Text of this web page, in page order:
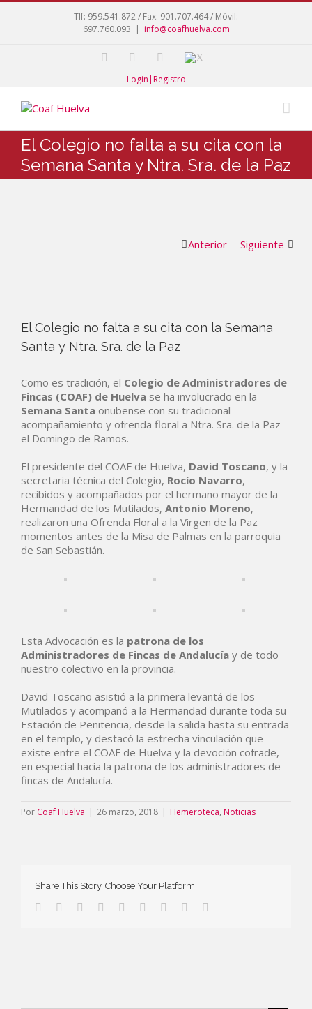
Tlf: 959.541.872 / Fax: 901.707.464 / Móvil:
697.760.093 | info@coafhuelva.com
Login|Registro
El Colegio no falta a su cita con la
Semana Santa y Ntra. Sra. de la Paz
Anterior Siguiente
El Colegio no falta a su cita con la Semana
Santa y Ntra. Sra. de la Paz
Como es tradición, el Colegio de Administradores de
Fincas (COAF) de Huelva se ha involucrado en la
Semana Santa onubense con su tradicional
acompañamiento y ofrenda floral a Ntra. Sra. de la Paz
el Domingo de Ramos.
El presidente del COAF de Huelva, David Toscano, y la
secretaria técnica del Colegio, Rocío Navarro,
recibidos y acompañados por el hermano mayor de la
Hermandad de los Mutilados, Antonio Moreno,
realizaron una Ofrenda Floral a la Virgen de la Paz
momentos antes de la Misa de Palmas en la parroquia
de San Sebastián.
Esta Advocación es la patrona de los
Administradores de Fincas de Andalucía y de todo
nuestro colectivo en la provincia.
David Toscano asistió a la primera levantá de los
Mutilados y acompañó a la Hermandad durante toda su
Estación de Penitencia, desde la salida hasta su entrada
en el templo, y destacó la estrecha vinculación que
existe entre el COAF de Huelva y la devoción cofrade,
en especial hacia la patrona de los administradores de
fincas de Andalucía.
Por Coaf Huelva | 26 marzo, 2018 | Hemeroteca, Noticias
Share This Story, Choose Your Platform!